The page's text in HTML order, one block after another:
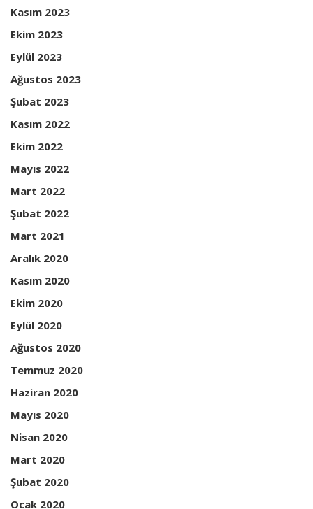
Kasım 2023
Ekim 2023
Eylül 2023
Ağustos 2023
Şubat 2023
Kasım 2022
Ekim 2022
Mayıs 2022
Mart 2022
Şubat 2022
Mart 2021
Aralık 2020
Kasım 2020
Ekim 2020
Eylül 2020
Ağustos 2020
Temmuz 2020
Haziran 2020
Mayıs 2020
Nisan 2020
Mart 2020
Şubat 2020
Ocak 2020